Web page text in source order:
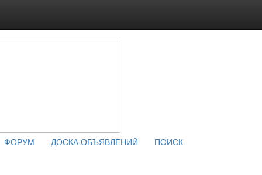
ФОРУМ ДОСКА ОБЪЯВЛЕНИЙ
ПОИСК